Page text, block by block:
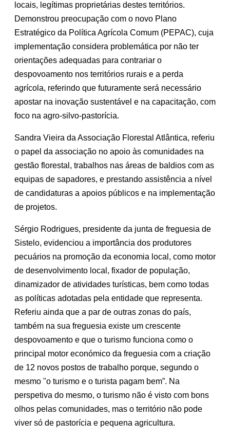
locais, legítimas proprietárias destes territórios.
Demonstrou preocupação com o novo Plano
Estratégico da Política Agrícola Comum (PEPAC), cuja
implementação considera problemática por não ter
orientações adequadas para contrariar o
despovoamento nos territórios rurais e a perda
agrícola, referindo que futuramente será necessário
apostar na inovação sustentável e na capacitação, com
foco na agro-silvo-pastorícia.
Sandra Vieira da Associação Florestal Atlântica, referiu
o papel da associação no apoio às comunidades na
gestão florestal, trabalhos nas áreas de baldios com as
equipas de sapadores, e prestando assistência a nível
de candidaturas a apoios públicos e na implementação
de projetos.
Sérgio Rodrigues, presidente da junta de freguesia de
Sistelo, evidenciou a importância dos produtores
pecuários na promoção da economia local, como motor
de desenvolvimento local, fixador de população,
dinamizador de atividades turísticas, bem como todas
as políticas adotadas pela entidade que representa.
Referiu ainda que a par de outras zonas do país,
também na sua freguesia existe um crescente
despovoamento e que o turismo funciona como o
principal motor económico da freguesia com a criação
de 12 novos postos de trabalho porque, segundo o
mesmo "o turismo e o turista pagam bem”. Na
perspetiva do mesmo, o turismo não é visto com bons
olhos pelas comunidades, mas o território não pode
viver só de pastorícia e pequena agricultura.